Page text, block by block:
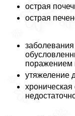
острая
острая
поражением
утяжеление